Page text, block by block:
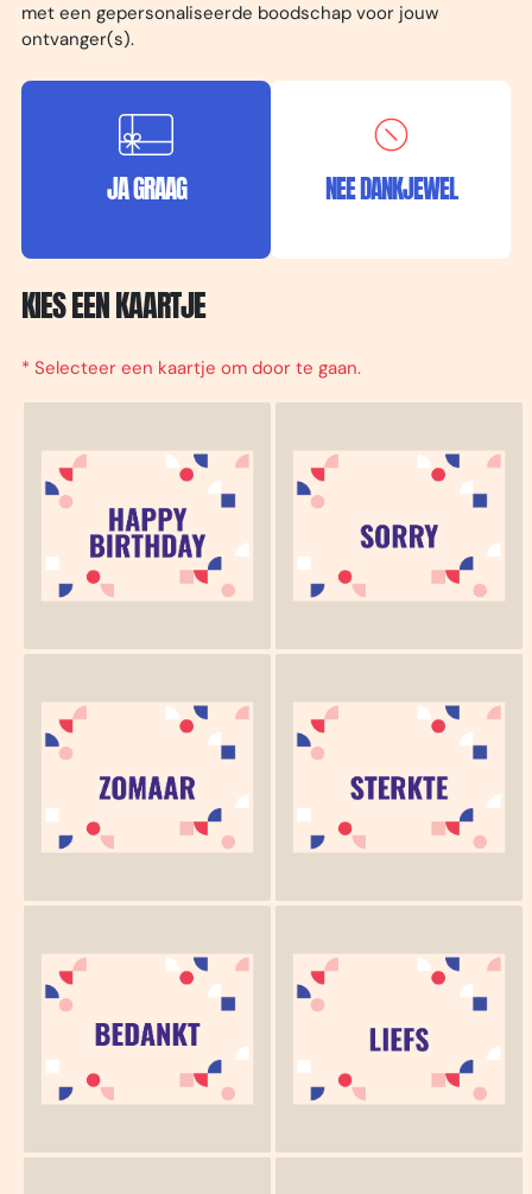
met een gepersonaliseerde boodschap voor jouw
ontvanger(s).
JA GRAAG NEE DANKJEWEL
KIES EEN KAARTJE
* Selecteer een kaartje om door te gaan.